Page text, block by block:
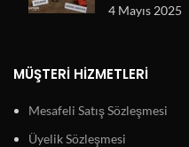
4 Mayıs 2025
MÜŞTERI HIZMETLERI
Mesafeli Satış Sözleşmesi
Üyelik Sözleşmesi